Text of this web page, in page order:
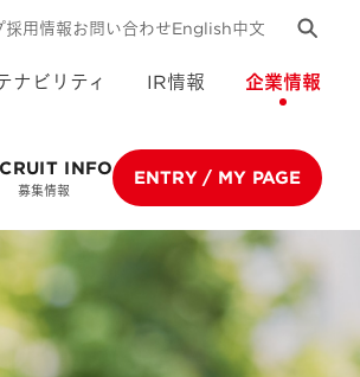
ナビリティ IR情報 企業情報
採用情報お問い合わせEnglish中文
INFO
募集情報
ENTRY / MY PAGE